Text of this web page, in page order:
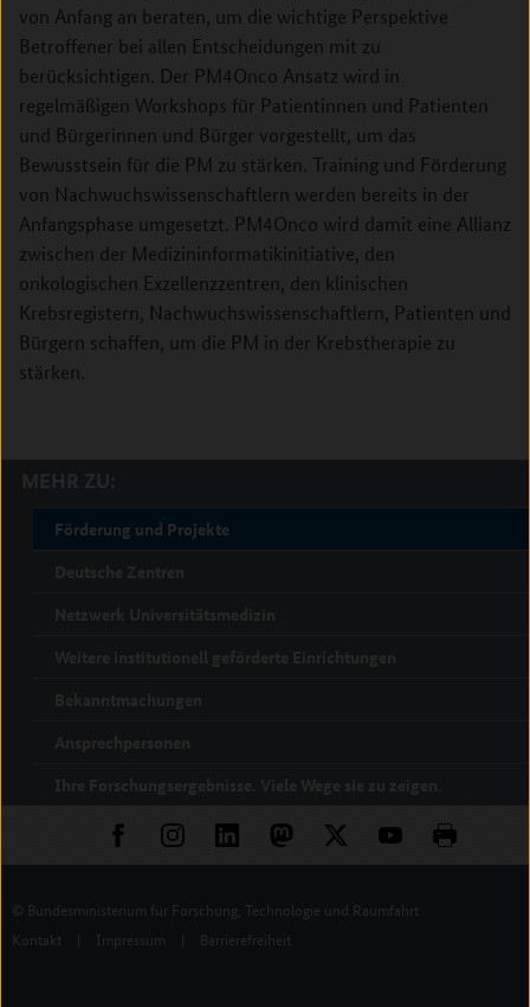
von Anfang an beraten, um die wichtige Perspektive
Betroffener bei allen Entscheidungen mit zu
berücksichtigen. Der PM4Onco Ansatz wird in
regelmäßigen Workshops für Patientinnen und Patienten
und Bürgerinnen und Bürger vorgestellt, um das
Bewusstsein für die PM zu stärken. Training und Förderung
von Nachwuchswissenschaftlern werden bereits in der
Anfangsphase umgesetzt. PM4Onco wird damit eine Allianz
zwischen der Medizininformatikinitiative, den
onkologischen Exzellenzzentren, den klinischen
Krebsregistern, Nachwuchswissenschaftlern, Patienten und
Bürgern schaffen, um die PM in der Krebstherapie zu
stärken.
Förderung und Projekte
© Bundesministerium für Forschung, Technologie und Raumfahrt
Kontakt
| Impressum | Barrierefreiheit